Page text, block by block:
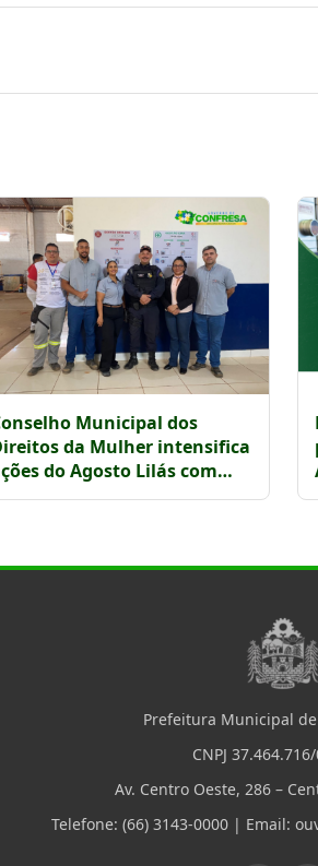
Municipal dos
da Mulher intensifica
do Agosto Lilás com
na prevenção à violência
Prefeitura Municipal
CNPJ
Av. Centro Oeste, 286 –
Telefone: (66) 3143-0000 | Email: